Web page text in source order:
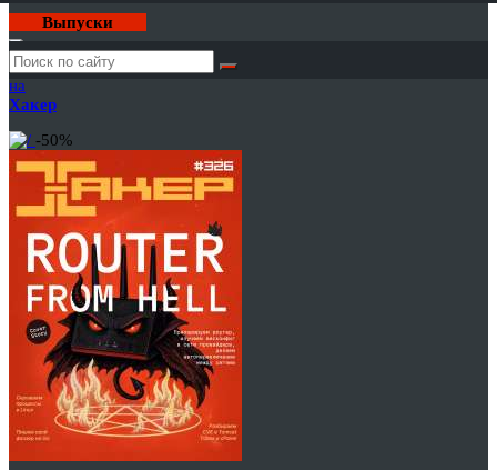
Выпуски
Годовая
подписка
на
Хакер
-50%